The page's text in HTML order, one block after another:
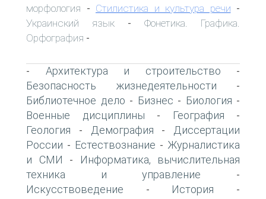
морфология - Стилистика и культура речи -
Украинский язык - Фонетика. Графика.
Орфография -
- Архитектура и строительство -
Безопасность жизнедеятельности -
Библиотечное дело - Бизнес - Биология -
Военные дисциплины - География -
Геология - Демография -
Диссертации
России - Естествознание - Журналистика
и СМИ -
Информатика, вычислительная
техника и управление -
Искусствоведение - История -